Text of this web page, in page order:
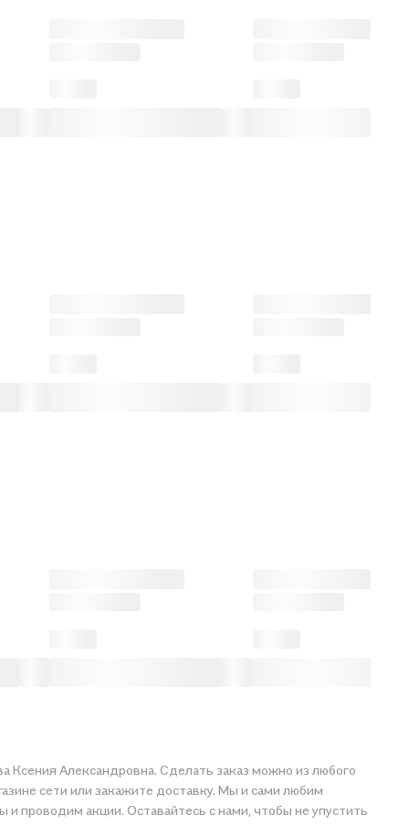
Ксения Александровна. Сделать заказ можно из любого
сети или закажите доставку. Мы и сами любим
проводим акции. Оставайтесь с нами, чтобы не упустить